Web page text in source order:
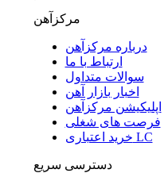
مرکزآهن
درباره مرکزآهن
ارتباط با ما
سوالات متداول
اخبار بازار آهن
اپلیکیشن مرکزآهن
فرصت های شغلی
خرید اعتباری LC
دسترسی سریع